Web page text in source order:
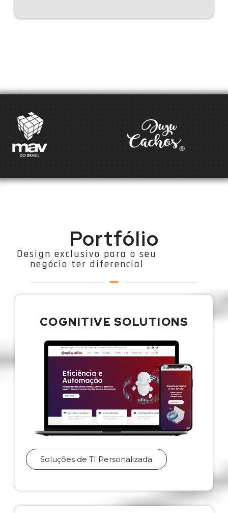
Portfólio
Design exclusivo para o seu
negócio ter diferencial
COGNITIVE SOLUTIONS
Soluções de TI Personalizada